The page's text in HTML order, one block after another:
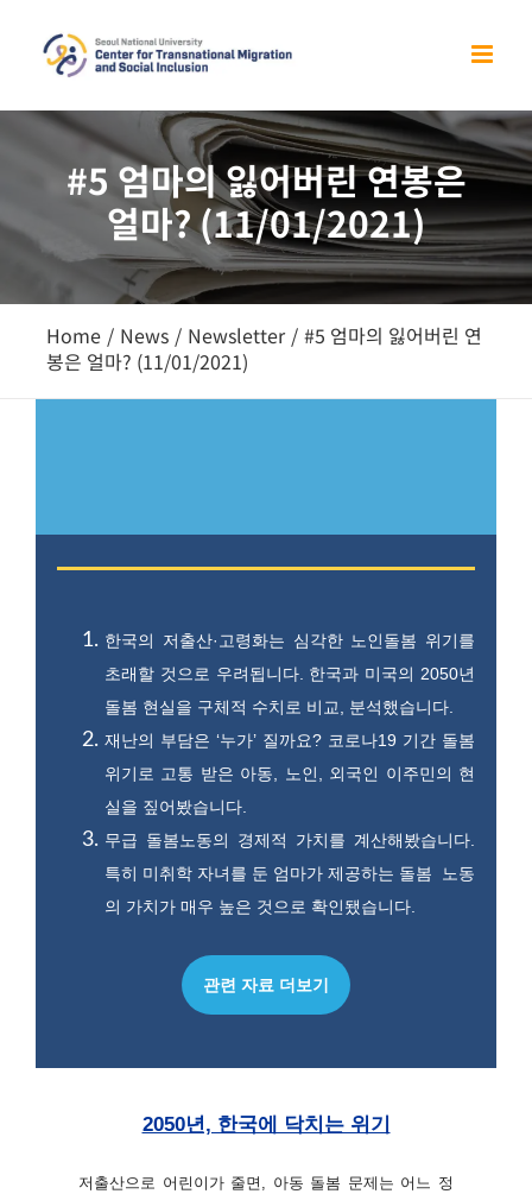
content
#5 엄마의 잃어버린 연봉은
얼마? (11/01/2021)
Home / News / Newsletter / #5 엄마의 잃어버린 연
봉은 얼마? (11/01/2021)
한국의 저출산·고령화는 심각한 노인돌봄 위기를
초래할 것으로 우려됩니다. 한국과 미국의 2050년
돌봄 현실을 구체적 수치로 비교, 분석했습니다.
재난의 부담은 ‘누가’ 질까요? 코로나19 기간 돌봄
위기로 고통 받은 아동, 노인, 외국인 이주민의 현
실을 짚어봤습니다.
무급 돌봄노동의 경제적 가치를 계산해봤습니다.
특히 미취학 자녀를 둔 엄마가 제공하는 돌봄 노동
의 가치가 매우 높은 것으로 확인됐습니다.
관련 자료 더보기
2050년, 한국에 닥치는 위기
저출산으로 어린이가 줄면, 아동 돌봄 문제는 어느 정